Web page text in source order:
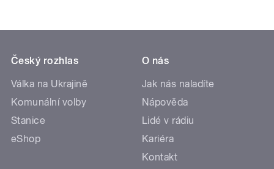
Český rozhlas
Válka na Ukrajině
Komunální volby
Stanice
eShop
O nás
Jak nás naladíte
Nápověda
Lidé v rádiu
Kariéra
Kontakt